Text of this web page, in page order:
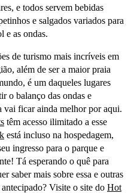
e todos servem bebidas
e salgados variados para
e as ondas.
de turismo mais incríveis em
além de ser a maior praia
é um daqueles lugares
o balanço das ondas e
vai ficar ainda melhor por aqui.
têm acesso ilimitado a esse
está incluso na hospedagem,
ingresso para o parque e
Tá esperando o quê para
saber mais sobre essa e outras
Visite o site do Hot